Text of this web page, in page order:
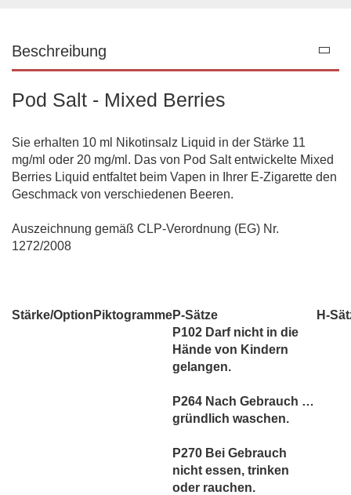
Beschreibung
Pod Salt - Mixed Berries
Sie erhalten 10 ml Nikotinsalz Liquid in der Stärke 11
mg/ml oder 20 mg/ml. Das von Pod Salt entwickelte Mixed
Berries Liquid entfaltet beim Vapen in Ihrer E-Zigarette den
Geschmack von verschiedenen Beeren.
Auszeichnung gemäß CLP-Verordnung (EG) Nr.
1272/2008
Stärke/Option PiktogrammeP-Sätze H-
P102 Darf nicht in die
Hände von Kindern
gelangen.
P264 Nach Gebrauch …
gründlich waschen.
P270 Bei Gebrauch
nicht essen, trinken
oder rauchen.